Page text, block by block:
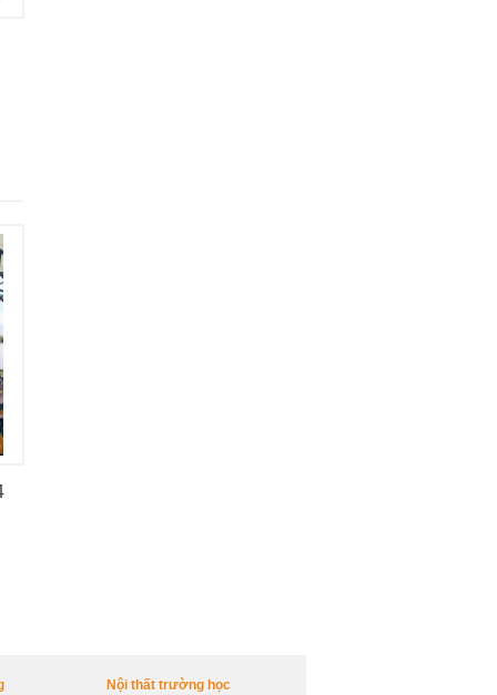
Nội thất trường học